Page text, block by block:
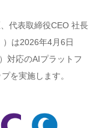
代表取締役CEO 社長
は2026年4月6日
対応のAIプラットフ
を実施します。